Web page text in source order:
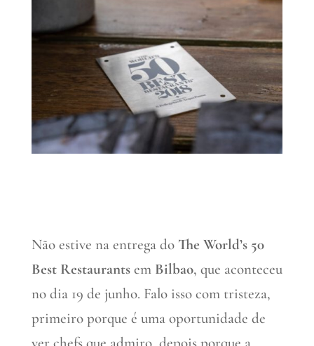
Não estive na entrega do The World’s 50
Best Restaurantsem Bilbao, que aconteceu
no dia 19 de junho. Falo isso com tristeza,
primeiro porque é uma oportunidade de